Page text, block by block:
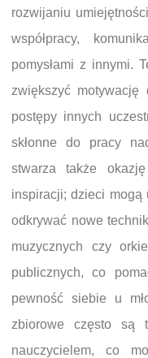
rozwijaniu
współpracy,
pomysłami z innymi.
zwiększyć
postępy innych
skłonne do pracy
stwarza także
inspiracji; dzieci
odkrywać nowe
muzycznych czy
publicznych, co
pewność siebie u
zbiorowe często są
nauczycielem, co